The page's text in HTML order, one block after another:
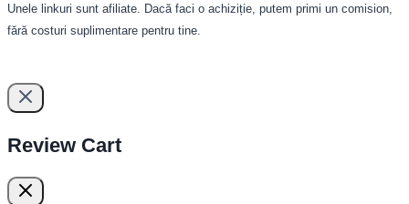
Unele linkuri sunt afiliate. Dacă faci o achiziție, putem primi un comision,
fără costuri suplimentare pentru tine.
Review Cart